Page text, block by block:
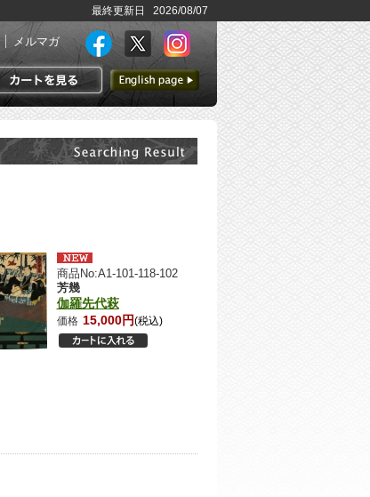
最終更新日 2026/08/07
メルマガ
カートを見る
英語ページへ
商品No:A1-101-118-102
芳幾
伽羅先代萩
価格 15,000円(税込)